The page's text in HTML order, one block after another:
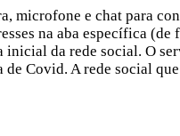
microfone e chat para
na aba específica (de
da rede social. O
Covid. A rede social que